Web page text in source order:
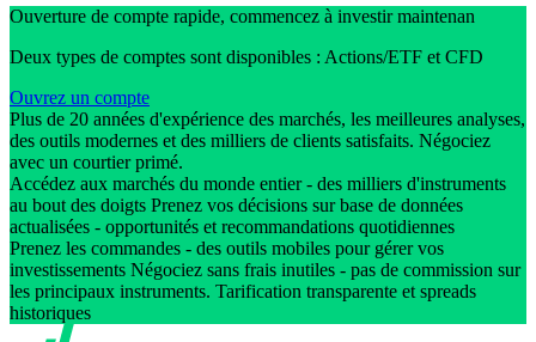
Ouverture de compte rapide, commencez à investir maintenan
Deux types de comptes sont disponibles : Actions/ETF et CFD
Ouvrez un compte
Plus de 20 années d'expérience des marchés, les meilleures analyses,
des outils modernes et des milliers de clients satisfaits. Négociez
avec un courtier primé.
Accédez aux marchés du monde entier - des milliers d'instruments
au bout des doigts Prenez vos décisions sur base de données
actualisées - opportunités et recommandations quotidiennes
Prenez les commandes - des outils mobiles pour gérer vos
investissements Négociez sans frais inutiles - pas de commission sur
les principaux instruments. Tarification transparente et spreads
historiques